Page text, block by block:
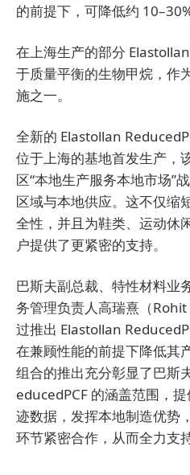
的前提下，可降低约
在上海生产的部分
于质量平衡的生物甲烷，作
施之一。
全新的 Elastollan
位于上海的基地首发生产，
区“本地生产服务本地市场”
区域与本地供应。这不仅缩
全性，并且为鞋类、运动休
户提供了更紧密的支持。
巴斯夫副总裁、特性材料业
务管理负责人高瑞熹（
过推出 Elastollan
在兼顾性能的前提下降低其
组合的推出充分彰显了巴斯
educedPCF 的涵盖范围，
迹数据，发挥本地制造优势
环节紧密合作，从而全力支